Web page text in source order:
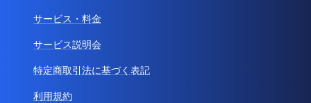
サービス・料金
サービス説明会
特定商取引法に基づく表記
利用規約